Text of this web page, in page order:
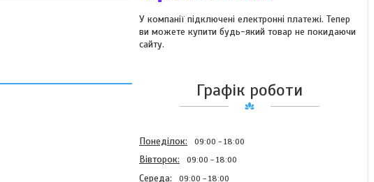
У компанії підключені електронні платежі. Тепер
ви можете купити будь-який товар не покидаючи
сайту.
Графік роботи
Понеділок 09:00 18:00
Вівторок 09:00 18:00
Середа 09:00 18:00